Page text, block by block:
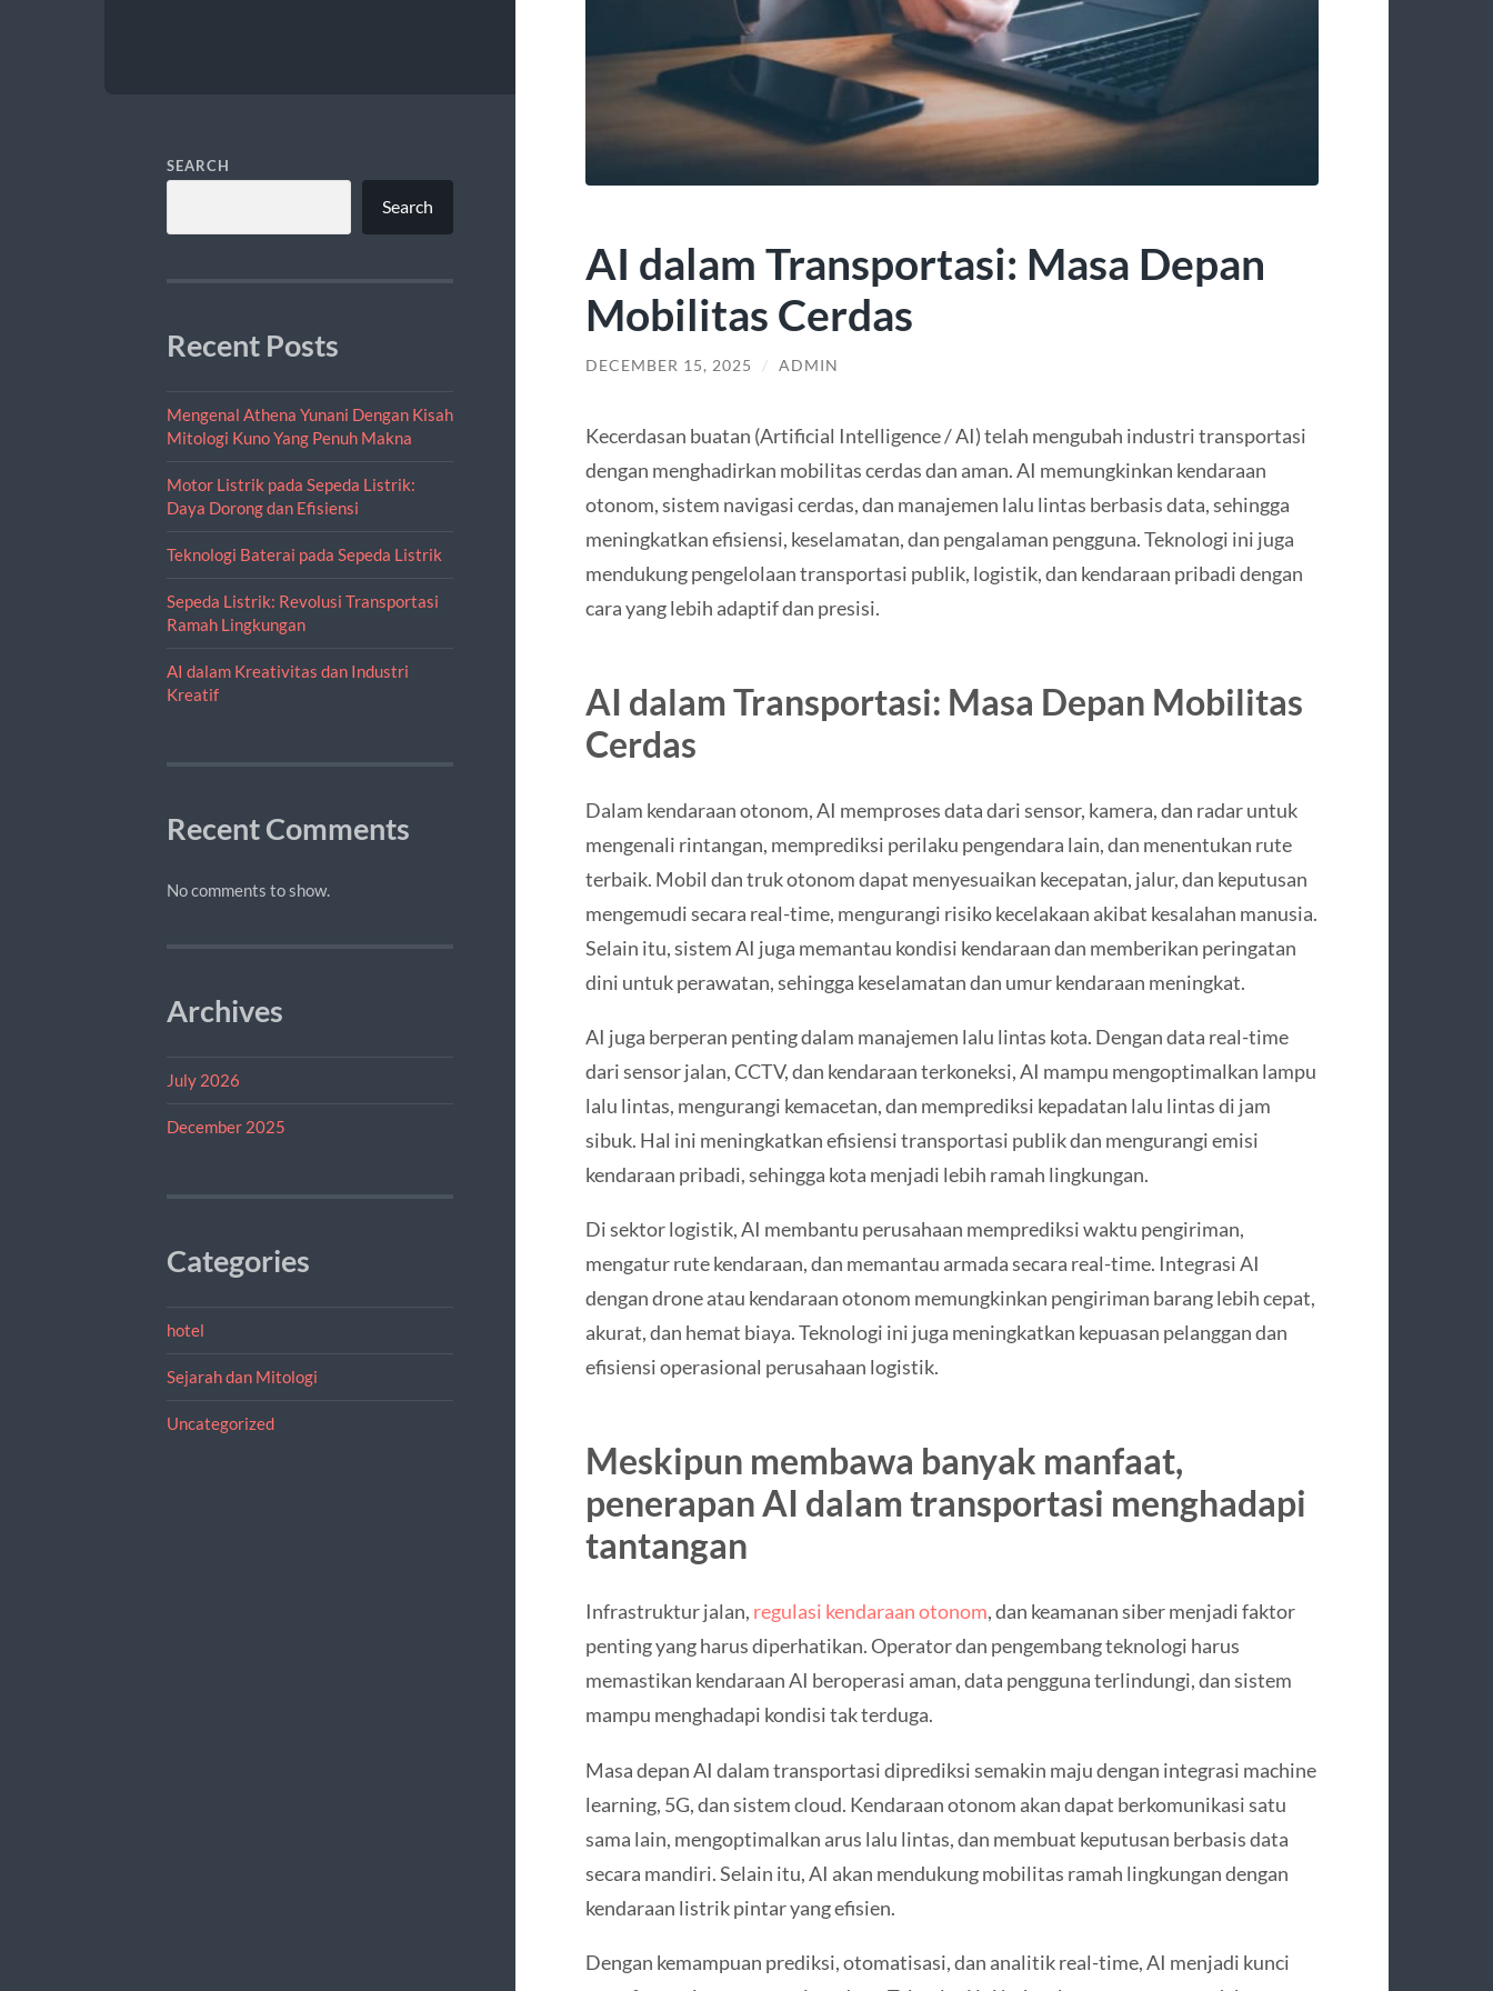
SEARCH
Search
Recent Posts
Mengenal Athena Yunani Dengan Kisah
Mitologi Kuno Yang Penuh Makna
Motor Listrik pada Sepeda Listrik:
Daya Dorong dan Efisiensi
Teknologi Baterai pada Sepeda Listrik
Sepeda Listrik: Revolusi Transportasi
Ramah Lingkungan
AI dalam Kreativitas dan Industri
Kreatif
Recent Comments
No comments to show.
Archives
July 2026
December 2025
Categories
hotel
Sejarah dan Mitologi
Uncategorized
AI dalam Transportasi: Masa Depan
Mobilitas Cerdas
DECEMBER 15, 2025 / ADMIN
Kecerdasan buatan (Artificial Intelligence / AI) telah mengubah industri transportasi
dengan menghadirkan mobilitas cerdas dan aman. AI memungkinkan kendaraan
otonom, sistem navigasi cerdas, dan manajemen lalu lintas berbasis data, sehingga
meningkatkan efisiensi, keselamatan, dan pengalaman pengguna. Teknologi ini juga
mendukung pengelolaan transportasi publik, logistik, dan kendaraan pribadi dengan
cara yang lebih adaptif dan presisi.
AI dalam Transportasi: Masa Depan Mobilitas
Cerdas
Dalam kendaraan otonom, AI memproses data dari sensor, kamera, dan radar untuk
mengenali rintangan, memprediksi perilaku pengendara lain, dan menentukan rute
terbaik. Mobil dan truk otonom dapat menyesuaikan kecepatan, jalur, dan keputusan
mengemudi secara real-time, mengurangi risiko kecelakaan akibat kesalahan manusia.
Selain itu, sistem AI juga memantau kondisi kendaraan dan memberikan peringatan
dini untuk perawatan, sehingga keselamatan dan umur kendaraan meningkat.
AI juga berperan penting dalam manajemen lalu lintas kota. Dengan data real-time
dari sensor jalan, CCTV, dan kendaraan terkoneksi, AI mampu mengoptimalkan lampu
lalu lintas, mengurangi kemacetan, dan memprediksi kepadatan lalu lintas di jam
sibuk. Hal ini meningkatkan efisiensi transportasi publik dan mengurangi emisi
kendaraan pribadi, sehingga kota menjadi lebih ramah lingkungan.
Di sektor logistik, AI membantu perusahaan memprediksi waktu pengiriman,
mengatur rute kendaraan, dan memantau armada secara real-time. Integrasi AI
dengan drone atau kendaraan otonom memungkinkan pengiriman barang lebih cepat,
akurat, dan hemat biaya. Teknologi ini juga meningkatkan kepuasan pelanggan dan
efisiensi operasional perusahaan logistik.
Meskipun membawa banyak manfaat,
penerapan AI dalam transportasi menghadapi
tantangan
Infrastruktur jalan, regulasi kendaraan otonom, dan keamanan siber menjadi faktor
penting yang harus diperhatikan. Operator dan pengembang teknologi harus
memastikan kendaraan AI beroperasi aman, data pengguna terlindungi, dan sistem
mampu menghadapi kondisi tak terduga.
Masa depan AI dalam transportasi diprediksi semakin maju dengan integrasi machine
learning, 5G, dan sistem cloud. Kendaraan otonom akan dapat berkomunikasi satu
sama lain, mengoptimalkan arus lalu lintas, dan membuat keputusan berbasis data
secara mandiri. Selain itu, AI akan mendukung mobilitas ramah lingkungan dengan
kendaraan listrik pintar yang efisien.
Dengan kemampuan prediksi, otomatisasi, dan analitik real-time, AI menjadi kunci